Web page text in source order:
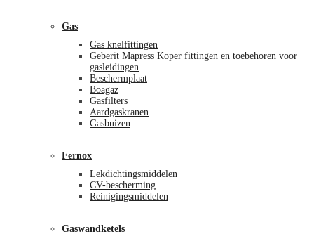
Gas
Gas knelfittingen
Geberit Mapress Koper fittingen en toebehoren voor
gasleidingen
Beschermplaat
Boagaz
Gasfilters
Aardgaskranen
Gasbuizen
Fernox
Lekdichtingsmiddelen
CV-bescherming
Reinigingsmiddelen
Gaswandketels